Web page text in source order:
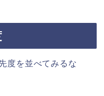
度を並べてみるな